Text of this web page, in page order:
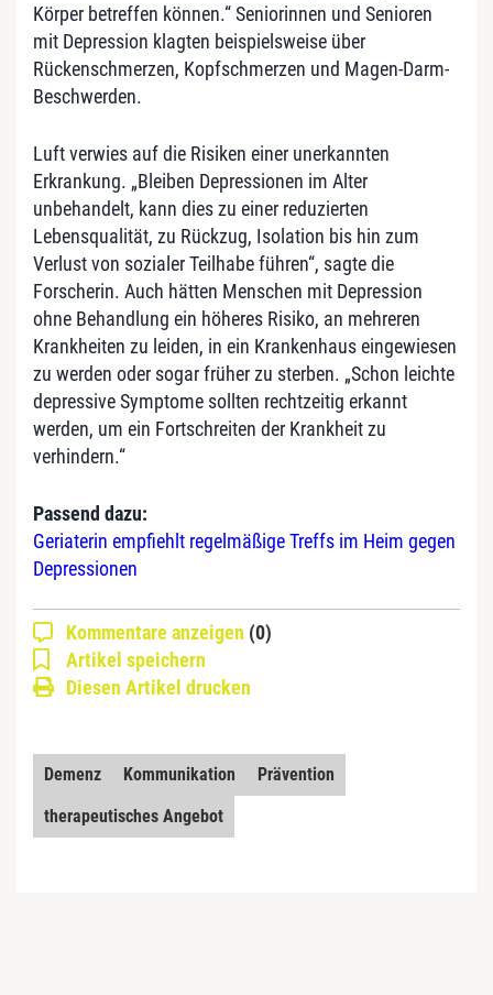
Körper betreffen können.“ Seniorinnen und Senioren
mit Depression klagten beispielsweise über
Rückenschmerzen, Kopfschmerzen und Magen-Darm-
Beschwerden.
Luft verwies auf die Risiken einer unerkannten
Erkrankung. „Bleiben Depressionen im Alter
unbehandelt, kann dies zu einer reduzierten
Lebensqualität, zu Rückzug, Isolation bis hin zum
Verlust von sozialer Teilhabe führen“, sagte die
Forscherin. Auch hätten Menschen mit Depression
ohne Behandlung ein höheres Risiko, an mehreren
Krankheiten zu leiden, in ein Krankenhaus eingewiesen
zu werden oder sogar früher zu sterben. „Schon leichte
depressive Symptome sollten rechtzeitig erkannt
werden, um ein Fortschreiten der Krankheit zu
verhindern.“
Passend dazu:
Geriaterin empfiehlt regelmäßige Treffs im Heim gegen
Depressionen
Kommentare anzeigen (0)
Artikel speichern
Diesen Artikel drucken
Demenz Kommunikation
Prävention
therapeutisches Angebot